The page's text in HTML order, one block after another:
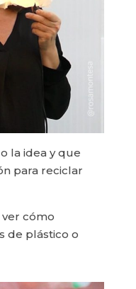
la idea y que
para reciclar
cómo
de plástico o